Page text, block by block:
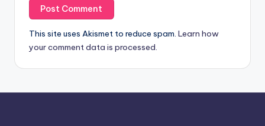
This site uses Akismet to reduce spam. Learn how
your comment data is processed.